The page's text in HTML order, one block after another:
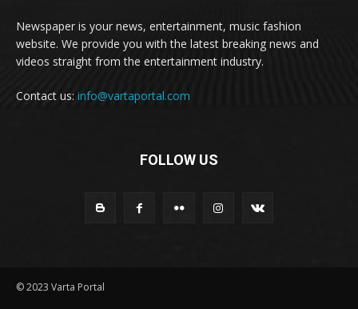
Newspaper is your news, entertainment, music fashion
website. We provide you with the latest breaking news and
videos straight from the entertainment industry.
Contact us: info@vartaportal.com
FOLLOW US
© 2023 Varta Portal